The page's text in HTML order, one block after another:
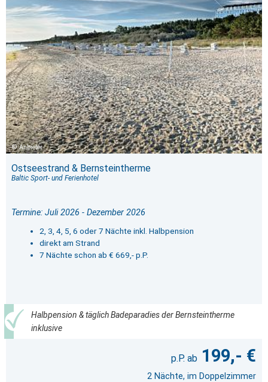
Anbieter
Ostseestrand & Bernsteintherme
Baltic Sport- und Ferienhotel
Termine: Juli 2026 - Dezember 2026
2, 3, 4, 5, 6 oder 7 Nächte inkl. Halbpension
direkt am Strand
7 Nächte schon ab € 669,- p.P.
Halbpension & täglich Badeparadies der Bernsteintherme
inklusive
199,- €
2 Nächte, im Doppelzimmer